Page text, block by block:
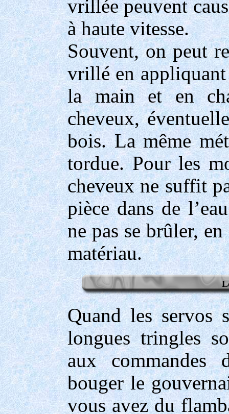
vrillée peuvent
à haute vitesse.
Souvent, on peut
vrillé en appliquant
la main et en
cheveux,
bois. La même
tordue. Pour les
cheveux ne suffit
pièce dans de
ne pas se brûler,
matériau.
Quand les servos
longues tringles
aux commandes
bouger le
vous avez du